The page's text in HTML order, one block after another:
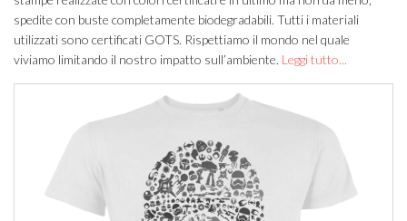
spedite con buste completamente biodegradabili. Tutti i materiali
utilizzati sono certificati GOTS. Rispettiamo il mondo nel quale
viviamo limitando il nostro impatto sull’ambiente. Leggi tutto...